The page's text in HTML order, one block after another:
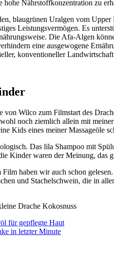
Nährstoffkonzentration zu
blaugrünen Uralgen vom
Leistungsvermögen. Es
Die Afa-Algen
eine ausgewogene
konventioneller
Wilco zum Filmstart des
noch ziemlich allein mit
Kids eines meiner Massageöle
Das lila Shampoo mit
Kinder waren der Meinung, das
Film haben wir auch schon
und Stachelschwein, die in
für gepflegte Haut
in letzter Minute